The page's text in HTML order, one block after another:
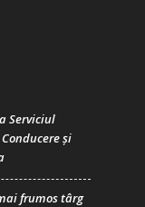
Serviciul
şi
frumos târg